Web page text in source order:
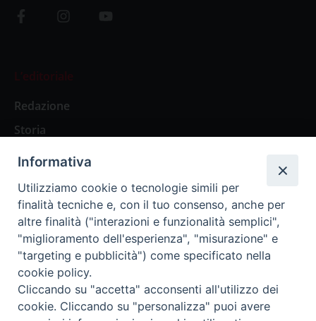
L’editoriale
Redazione
Storia
Abbonamenti
Abbonamento Annuale Digitale
Abbonamento Annuale Cartaceo
Abbonamento Singola Copia Digitale
Informativa
Utilizziamo cookie o tecnologie simili per
finalità tecniche e, con il tuo consenso, anche per
altre finalità ("interazioni e funzionalità semplici",
"miglioramento dell'esperienza", "misurazione" e
"targeting e pubblicità") come specificato nella
cookie policy.
Cliccando su "accetta" acconsenti all'utilizzo dei
cookie. Cliccando su "personalizza" puoi avere